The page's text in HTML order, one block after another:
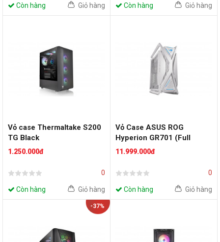
Còn hàng Giỏ hàng Còn hàng Giỏ hàng
Vỏ case Thermaltake S200
TG Black
1.250.000đ
0
Còn hàng Giỏ hàng
Vỏ Case ASUS ROG
Hyperion GR701 (Full
Tower | White)
11.999.000đ
0
Còn hàng Giỏ hàng
-37%